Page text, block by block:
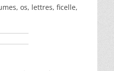
os, lettres, ficelle,